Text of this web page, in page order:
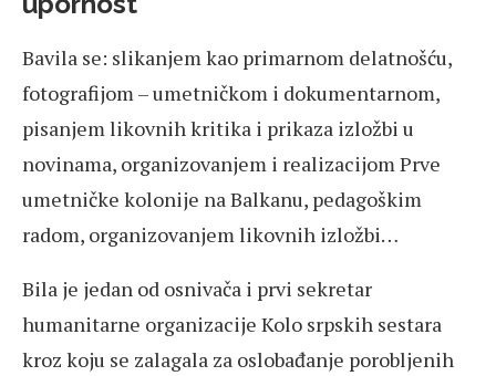
Bavila se: slikanjem kao primarnom delatnošću,
fotografijom – umetničkom i dokumentarnom,
pisanjem likovnih kritika i prikaza izložbi u
novinama, organizovanjem i realizacijom Prve
umetničke kolonije na Balkanu, pedagoškim
radom, organizovanjem likovnih izložbi…
Bila je jedan od osnivača i prvi sekretar
humanitarne organizacije Kolo srpskih sestara
kroz koju se zalagala za oslobađanje porobljenih